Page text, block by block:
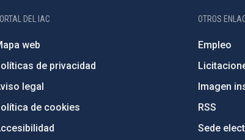
DEL IAC
web
de privacidad
legal
de cookies
OTROS
Empleo
Imagen
RSS
Sede